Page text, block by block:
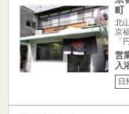
町
北
京
「
営
入
日